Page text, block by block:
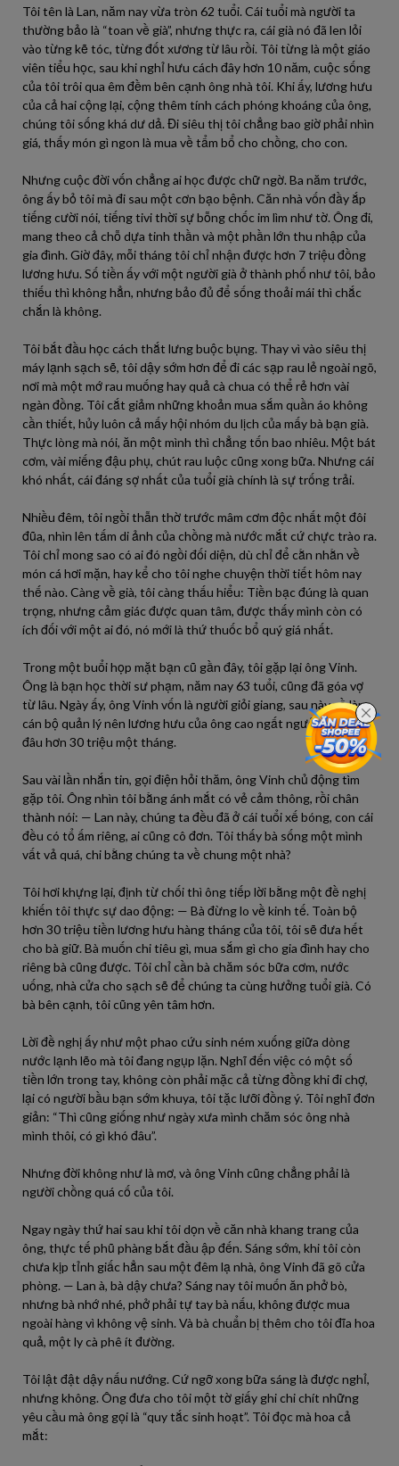
Tôi tên là Lan, năm nay vừa tròn 62 tuổi. Cái tuổi mà người ta
thường bảo là “toan về già”, nhưng thực ra, cái già nó đã len lỏi
vào từng kẽ tóc, từng đốt xương từ lâu rồi. Tôi từng là một giáo
viên tiểu học, sau khi nghỉ hưu cách đây hơn 10 năm, cuộc sống
của tôi trôi qua êm đềm bên cạnh ông nhà tôi. Khi ấy, lương hưu
của cả hai cộng lại, cộng thêm tính cách phóng khoáng của ông,
chúng tôi sống khá dư dả. Đi siêu thị tôi chẳng bao giờ phải nhìn
giá, thấy món gì ngon là mua về tẩm bổ cho chồng, cho con.
Nhưng cuộc đời vốn chẳng ai học được chữ ngờ. Ba năm trước,
ông ấy bỏ tôi mà đi sau một cơn bạo bệnh. Căn nhà vốn đầy ắp
tiếng cười nói, tiếng tivi thời sự bỗng chốc im lìm như tờ. Ông đi,
mang theo cả chỗ dựa tinh thần và một phần lớn thu nhập của
gia đình. Giờ đây, mỗi tháng tôi chỉ nhận được hơn 7 triệu đồng
lương hưu. Số tiền ấy với một người già ở thành phố như tôi, bảo
thiếu thì không hẳn, nhưng bảo đủ để sống thoải mái thì chắc
chắn là không.
Tôi bắt đầu học cách thắt lưng buộc bụng. Thay vì vào siêu thị
máy lạnh sạch sẽ, tôi dậy sớm hơn để đi các sạp rau lẻ ngoài ngõ,
nơi mà một mớ rau muống hay quả cà chua có thể rẻ hơn vài
ngàn đồng. Tôi cắt giảm những khoản mua sắm quần áo không
cần thiết, hủy luôn cả mấy hội nhóm du lịch của mấy bà bạn già.
Thực lòng mà nói, ăn một mình thì chẳng tốn bao nhiêu. Một bát
cơm, vài miếng đậu phụ, chút rau luộc cũng xong bữa. Nhưng cái
khó nhất, cái đáng sợ nhất của tuổi già chính là sự trống trải.
Nhiều đêm, tôi ngồi thẫn thờ trước mâm cơm độc nhất một đôi
đũa, nhìn lên tấm di ảnh của chồng mà nước mắt cứ chực trào ra.
Tôi chỉ mong sao có ai đó ngồi đối diện, dù chỉ để cằn nhằn về
món cá hơi mặn, hay kể cho tôi nghe chuyện thời tiết hôm nay
thế nào. Càng về già, tôi càng thấu hiểu: Tiền bạc đúng là quan
trọng, nhưng cảm giác được quan tâm, được thấy mình còn có
ích đối với một ai đó, nó mới là thứ thuốc bổ quý giá nhất.
Trong một buổi họp mặt bạn cũ gần đây, tôi gặp lại ông Vinh.
Ông là bạn học thời sư phạm, năm nay 63 tuổi, cũng đã góa vợ
từ lâu. Ngày ấy, ông Vinh vốn là người giỏi giang, sau này về làm
cán bộ quản lý nên lương hưu của ông cao ngất ngưởng, nghe
đâu hơn 30 triệu một tháng.
Sau vài lần nhắn tin, gọi điện hỏi thăm, ông Vinh chủ động tìm
gặp tôi. Ông nhìn tôi bằng ánh mắt có vẻ cảm thông, rồi chân
thành nói: — Lan này, chúng ta đều đã ở cái tuổi xế bóng, con cái
đều có tổ ấm riêng, ai cũng cô đơn. Tôi thấy bà sống một mình
vất vả quá, chi bằng chúng ta về chung một nhà?
Tôi hơi khựng lại, định từ chối thì ông tiếp lời bằng một đề nghị
khiến tôi thực sự dao động: — Bà đừng lo về kinh tế. Toàn bộ
hơn 30 triệu tiền lương hưu hàng tháng của tôi, tôi sẽ đưa hết
cho bà giữ. Bà muốn chi tiêu gì, mua sắm gì cho gia đình hay cho
riêng bà cũng được. Tôi chỉ cần bà chăm sóc bữa cơm, nước
uống, nhà cửa cho sạch sẽ để chúng ta cùng hưởng tuổi già. Có
bà bên cạnh, tôi cũng yên tâm hơn.
Lời đề nghị ấy như một phao cứu sinh ném xuống giữa dòng
nước lạnh lẽo mà tôi đang ngụp lặn. Nghĩ đến việc có một số
tiền lớn trong tay, không còn phải mặc cả từng đồng khi đi chợ,
lại có người bầu bạn sớm khuya, tôi tặc lưỡi đồng ý. Tôi nghĩ đơn
giản: “Thì cũng giống như ngày xưa mình chăm sóc ông nhà
mình thôi, có gì khó đâu”.
Nhưng đời không như là mơ, và ông Vinh cũng chẳng phải là
người chồng quá cố của tôi.
Ngay ngày thứ hai sau khi tôi dọn về căn nhà khang trang của
ông, thực tế phũ phàng bắt đầu ập đến. Sáng sớm, khi tôi còn
chưa kịp tỉnh giấc hẳn sau một đêm lạ nhà, ông Vinh đã gõ cửa
phòng. — Lan à, bà dậy chưa? Sáng nay tôi muốn ăn phở bò,
nhưng bà nhớ nhé, phở phải tự tay bà nấu, không được mua
ngoài hàng vì không vệ sinh. Và bà chuẩn bị thêm cho tôi đĩa hoa
quả, một ly cà phê ít đường.
Tôi lật đật dậy nấu nướng. Cứ ngỡ xong bữa sáng là được nghỉ,
nhưng không. Ông đưa cho tôi một tờ giấy ghi chi chít những
yêu cầu mà ông gọi là “quy tắc sinh hoạt”. Tôi đọc mà hoa cả
mắt: